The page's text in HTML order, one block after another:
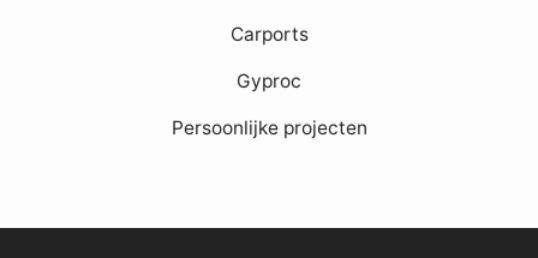
Carports
Gyproc
Persoonlijke projecten